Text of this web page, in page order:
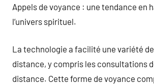
Appels de voyance : une tendance en
l’univers spirituel.
La technologie a facilité une variété
distance, y compris les consultations
distance. Cette forme de voyance